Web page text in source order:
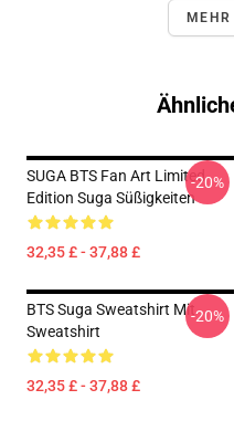
MEHR
SUGA BTS Fan Art Limited
Edition Suga Süßigkeiten
32,35 £ - 37,88 £
-20%
BTS Suga Sweatshirt Mit
Sweatshirt
32,35 £ - 37,88 £
-20%